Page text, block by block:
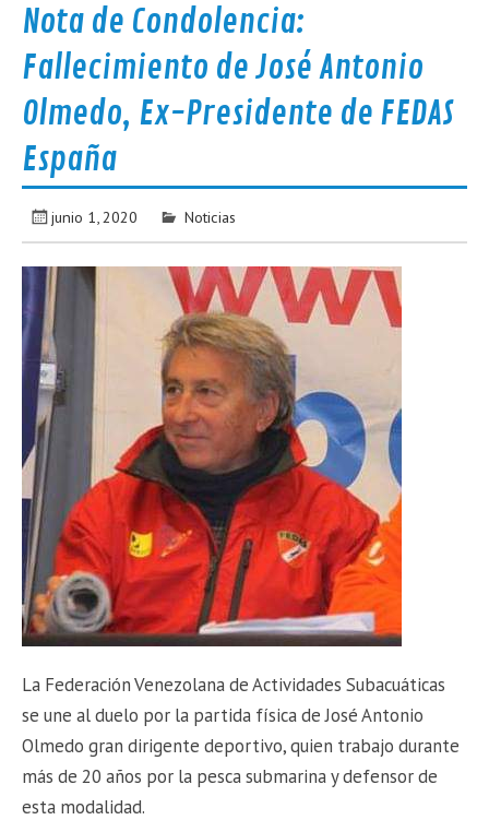
Nota de Condolencia:
Fallecimiento de José Antonio
Olmedo, Ex-Presidente de FEDAS
España
junio 1, 2020 Noticias
La Federación Venezolana de Actividades Subacuáticas
se une al duelo por la partida física de José Antonio
Olmedo gran dirigente deportivo, quien trabajo durante
más de 20 años por la pesca submarina y defensor de
esta modalidad.